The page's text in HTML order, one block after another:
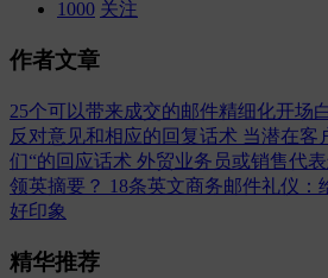
1000 关注
作者文章
25个可以带来成交的邮件精细化开场白
反对意见和相应的回复话术 当潜在客
们“的回应话术 外贸业务员或销售代
领英摘要？ 18条英文商务邮件礼仪：
好印象
精华推荐